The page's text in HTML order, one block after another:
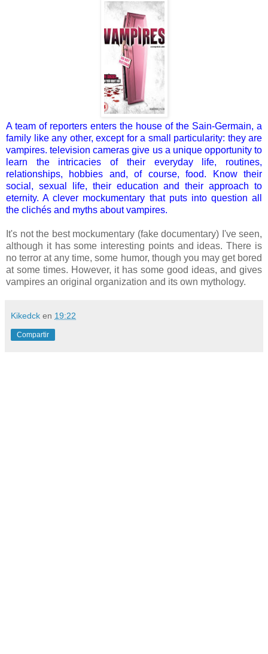
A team of reporters enters the house of the Sain-Germain, a
family like any other, except for a small particularity: they are
vampires.television cameras give us a unique opportunity to
learn the intricacies of their everyday life, routines,
relationships, hobbies and, of course, food.
Know their
social, sexual life, their education and their approach to
eternity.A clever mockumentary that puts into question all
the clichés and myths about vampires.
It's not the best mockumentary (fake documentary) I've seen,
although it has some interesting points and ideas.There is
no terror at any time, some humor, though you may get bored
at some times. However, it has some good ideas, and gives
vampires an original organization and its own mythology.
Kikedck en 19:22
Compartir